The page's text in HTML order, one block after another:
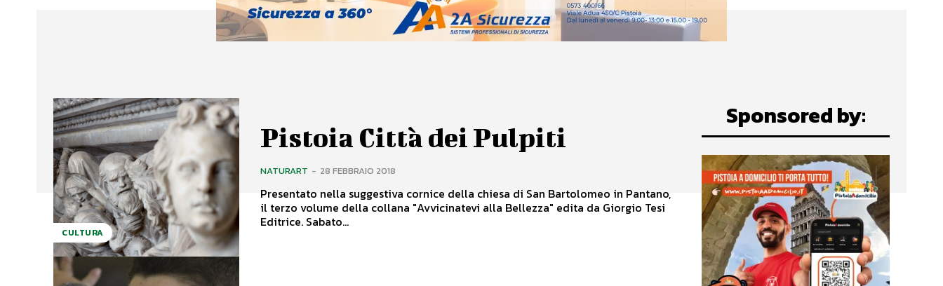
CULTURA
Pistoia Città dei Pulpiti
NATURART - 28 FEBBRAIO 2018
Presentato nella suggestiva cornice della chiesa di San Bartolomeo in Pantano,
il terzo volume della collana "Avvicinatevi alla Bellezza" edita da Giorgio Tesi
Editrice. Sabato...
Sponsored by: